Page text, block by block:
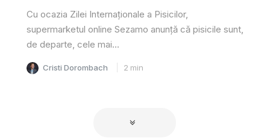
Cu ocazia Zilei Internaționale a Pisicilor,
supermarketul online Sezamo anunță că pisicile sunt,
de departe, cele mai...
Cristi Dorombach 2 min